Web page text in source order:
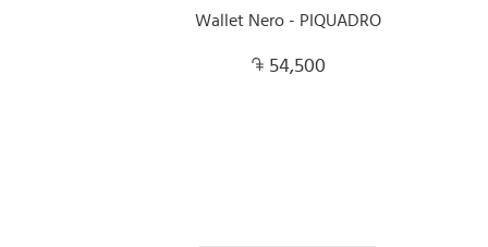
Wallet Nero - PIQUADRO
54,500